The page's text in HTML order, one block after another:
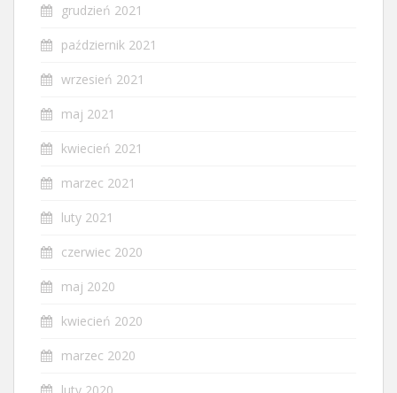
grudzień 2021
październik 2021
wrzesień 2021
maj 2021
kwiecień 2021
marzec 2021
luty 2021
czerwiec 2020
maj 2020
kwiecień 2020
marzec 2020